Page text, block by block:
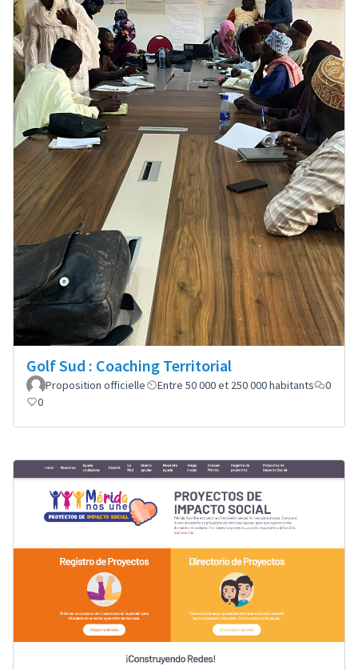
Golf Sud : Coaching Territorial
Proposition officielle Entre 50 000 et 250 000 habitants
0
0